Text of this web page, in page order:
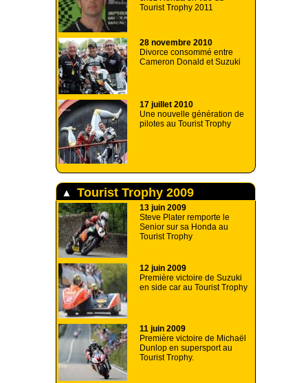
Tourist Trophy 2011
28 novembre 2010
Divorce consommé entre
Cameron Donald et Suzuki
17 juillet 2010
Une nouvelle génération de
pilotes au Tourist Trophy
Tourist Trophy 2009
13 juin 2009
Steve Plater remporte le
Senior sur sa Honda au
Tourist Trophy
12 juin 2009
Première victoire de Suzuki
en side car au Tourist Trophy
11 juin 2009
Première victoire de Michaël
Dunlop en supersport au
Tourist Trophy.